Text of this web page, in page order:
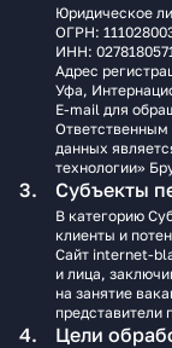
Юридическое
ОГРН:
ИНН:
Адрес
Уфа,
E‑mail для
Ответственным
данных
технологии»
Субъекты
В категорию
клиенты и
Сайт internet-
и лица,
на занятие
представители
Цели